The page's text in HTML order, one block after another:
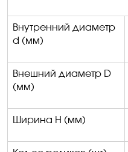
Внутренний диаметр
d (мм)
Внешний диаметр D
(мм)
Ширина H (мм)